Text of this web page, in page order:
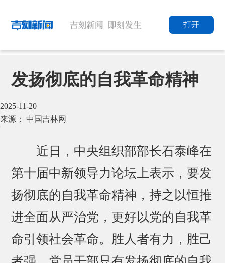
打开
发扬彻底的自我革命精神
2025-11-20
来源： 中国吉林网
近日，中央组织部部长石泰峰在
第十届中新领导力论坛上表示，要发
扬彻底的自我革命精神，持之以恒推
进全面从严治党，更好以党的自我革
命引领社会革命。胜人者有力，胜己